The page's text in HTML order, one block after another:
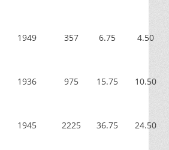
1949 357 6.75 4.50
1936 975 15.75 10.50
1945 2225 36.75 24.50